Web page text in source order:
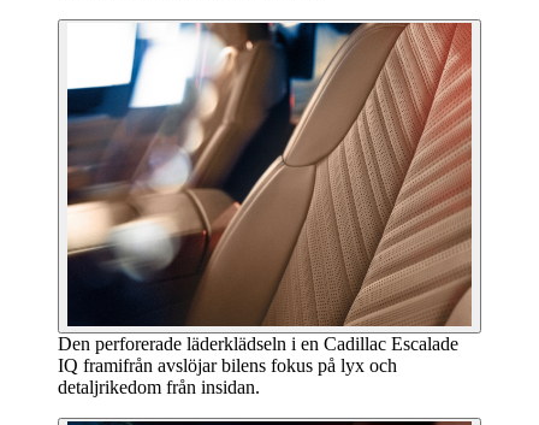
Den perforerade läderklädseln i en Cadillac Escalade
IQ framifrån avslöjar bilens fokus på lyx och
detaljrikedom från insidan.